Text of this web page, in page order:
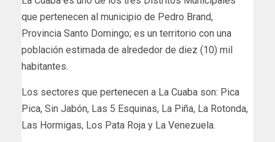
que pertenecen al municipio de Pedro Brand,
Provincia Santo Domingo; es un territorio con una
población estimada de alrededor de diez (10) mil
habitantes.
Los sectores que pertenecen a La Cuaba son: Pica
Pica, Sin Jabón, Las 5 Esquinas, La Piña, La Rotonda,
Las Hormigas, Los Pata Roja y La Venezuela.